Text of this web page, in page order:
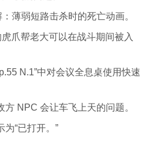
薄弱短路击杀时的死亡动画。
爪帮老大可以在战斗期间被入
N.1”中对会议全息桌使用快速
NPC 会让车飞上天的问题。
“已打开。”